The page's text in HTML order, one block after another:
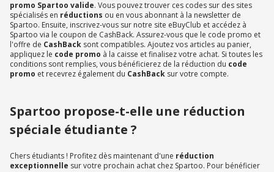
promo Spartoo valide. Vous pouvez trouver ces codes sur des sites
spécialisés en réductions ou en vous abonnant à la newsletter de
Spartoo. Ensuite, inscrivez-vous sur notre site eBuyClub et accédez à
Spartoo via le coupon de CashBack. Assurez-vous que le code promo et
l'offre de CashBack sont compatibles. Ajoutez vos articles au panier,
appliquez le code promo à la caisse et finalisez votre achat. Si toutes les
conditions sont remplies, vous bénéficierez de la réduction du code
promo et recevrez également du CashBack sur votre compte.
Spartoo propose-t-elle une réduction
spéciale étudiante ?
Chers étudiants ! Profitez dès maintenant d'une réduction
exceptionnelle sur votre prochain achat chez Spartoo. Pour bénéficier